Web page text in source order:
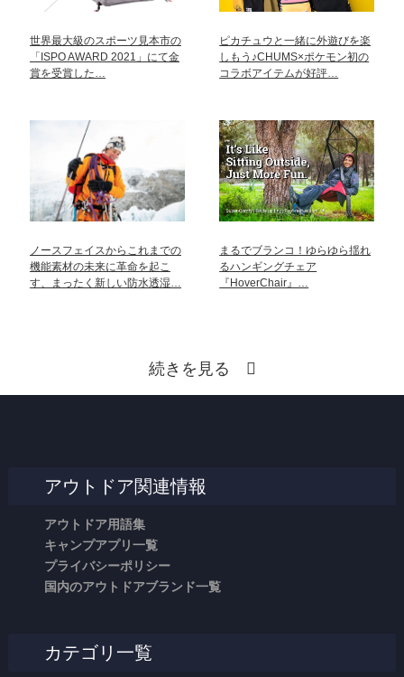
世界最大級のスポーツ見本市の
「ISPO AWARD 2021」にて金
賞を受賞した…
ピカチュウと一緒に外遊びを楽
しもう♪CHUMS×ポケモン初の
コラボアイテムが好評…
ノースフェイスからこれまでの
機能素材の未来に革命を起こ
す、まったく新しい防水透湿…
まるでブランコ！ゆらゆら揺れ
るハンギングチェア
『HoverChair』…
続きを見る
アウトドア関連情報
アウトドア用語集
キャンプアプリ一覧
プライバシーポリシー
国内のアウトドアブランド一覧
カテゴリ一覧